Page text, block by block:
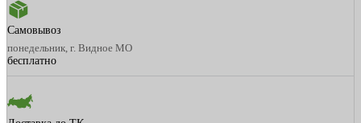
Самовывоз
понедельник, г. Видное МО
бесплатно